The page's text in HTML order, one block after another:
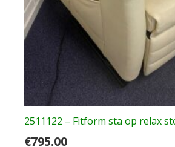
2511122 – Fitform sta op relax
€795.00